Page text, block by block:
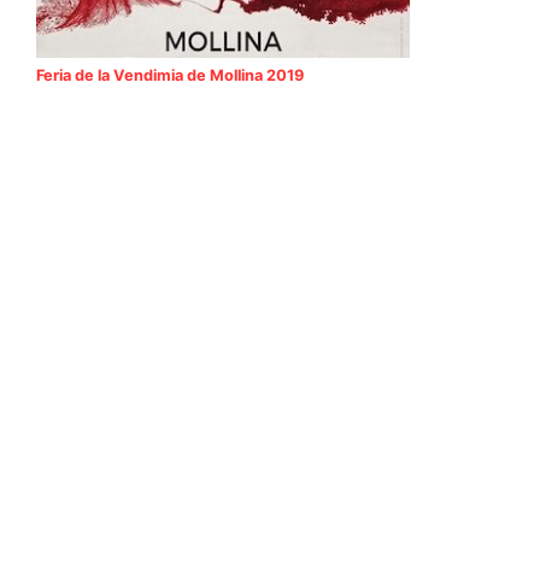
Feria de la Vendimia de Mollina 2019